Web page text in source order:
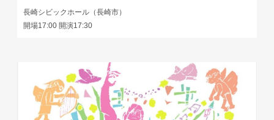
長崎シビックホール（長崎市）
開場17:00 開演17:30